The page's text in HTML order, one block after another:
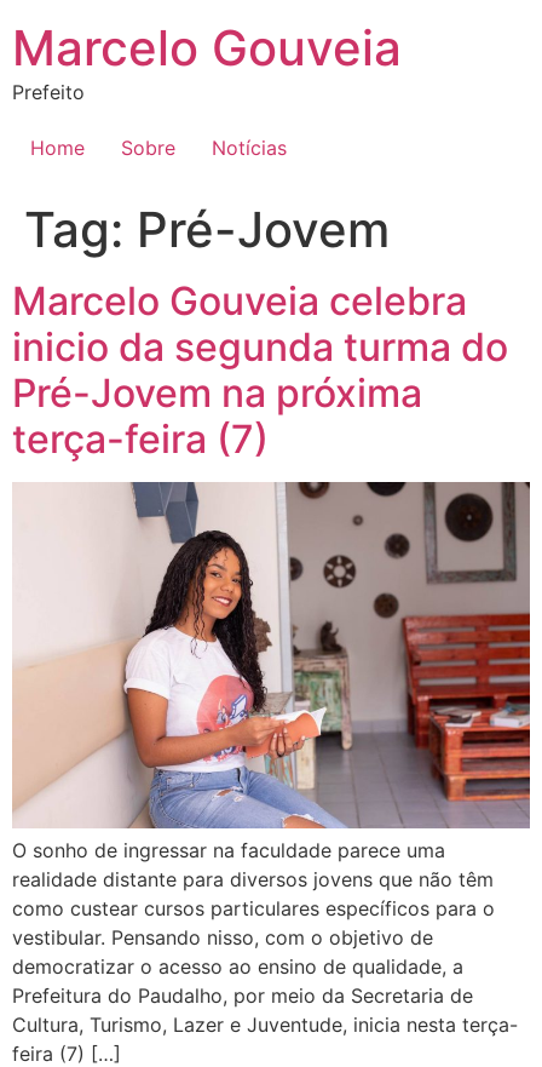
para
conteúdo
Marcelo Gouveia
Prefeito
Home Sobre Notícias
Tag: Pré-Jovem
Marcelo Gouveia celebra
inicio da segunda turma do
Pré-Jovem na próxima
terça-feira (7)
O sonho de ingressar na faculdade parece uma
realidade distante para diversos jovens que não têm
como custear cursos particulares específicos para o
vestibular. Pensando nisso, com o objetivo de
democratizar o acesso ao ensino de qualidade, a
Prefeitura do Paudalho, por meio da Secretaria de
Cultura, Turismo, Lazer e Juventude, inicia nesta terça-
feira (7) […]